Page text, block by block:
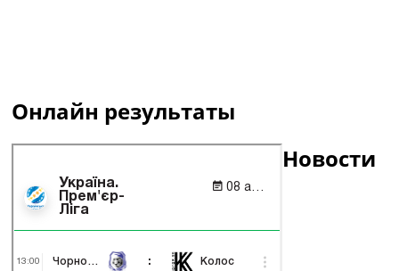
Онлайн результаты
Новости